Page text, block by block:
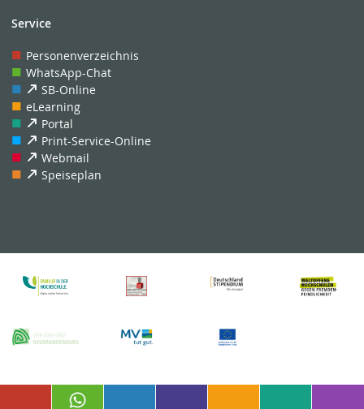
Service
Personenverzeichnis
WhatsApp-Chat
SB-Online
eLearning
Portal
Print-Service-Online
Webmail
Speiseplan